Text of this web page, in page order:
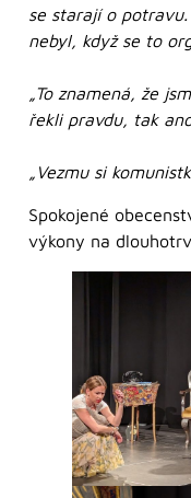
se starají o
nebyl, když se to
„To znamená, že
řekli pravdu, tak
„Vezmu si
Spokojené
výkony na